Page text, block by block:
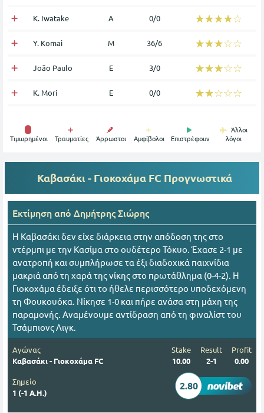
K. Iwatake Α 0/0 ☆☆☆☆☆
★★★★★
Y. Komai Μ 36/6 ☆☆☆☆☆
★★★★★
João Paulo Ε 3/0 ☆☆☆☆☆
★★★★★
K. Mori Ε 0/0 ☆☆☆☆☆
★★★★★
Tιμωρημένοι Τραυματίες Άρρωστοι Αμφίβολοι Επιστρέφουν
Άλλοι
λόγοι
Καβασάκι - Γιοκοχάμα FC Προγνωστικά
Εκτίμηση από Δημήτρης Σιώρης
Η Καβασάκι δεν είχε διάρκεια στην απόδοση της στο
ντέρμπι με την Κασίμα στο ουδέτερο Τόκυο. Έχασε 2-1 με
ανατροπή και συμπλήρωσε τα έξι διαδοχικά παιχνίδια
μακριά από τη χαρά της νίκης στο πρωτάθλημα (0-4-2). Η
Γιοκοχάμα έδειξε ότι το ήθελε περισσότερο υποδεχόμενη
τη Φουκουόκα. Νίκησε 1-0 και πήρε ανάσα στη μάχη της
παραμονής. Αναμένουμε αντίδραση από τη φιναλίστ του
Τσάμπιονς Λιγκ.
Αγώνας
Καβασάκι - Γιοκοχάμα FC
Stake
10.00
Result
2-1
Profit
0.00
Σημείο
1 (-1 Α.Η.)
2.80